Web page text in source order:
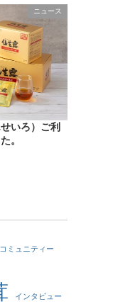
ニュース
いろ）ご利
。
ミュニティー
インタビュー